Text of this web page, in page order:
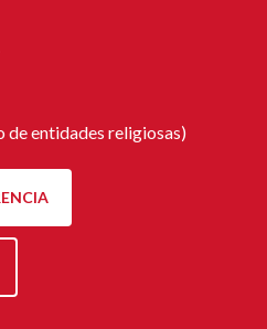
de entidades religiosas)